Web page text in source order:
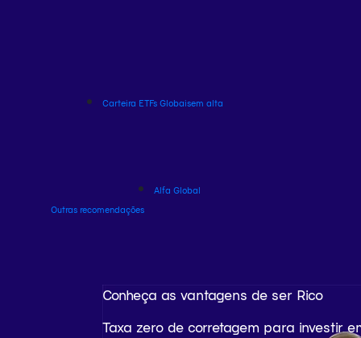
Carteira ETFs Globaisem alta
Alfa Global
Outras recomendações
Conheça as vantagens de ser Rico
Taxa zero de corretagem para investir